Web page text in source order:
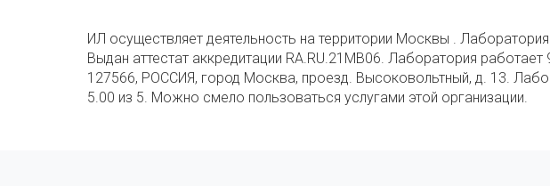
ИЛ осуществляет деятельность на территории Москвы .
Выдан аттестат аккредитации RA.RU.21МВ06. Лаборатория
127566, РОССИЯ, город Москва, проезд. Высоковольтный, д. 13.
5.00 из 5. Можно смело пользоваться услугами этой организации.